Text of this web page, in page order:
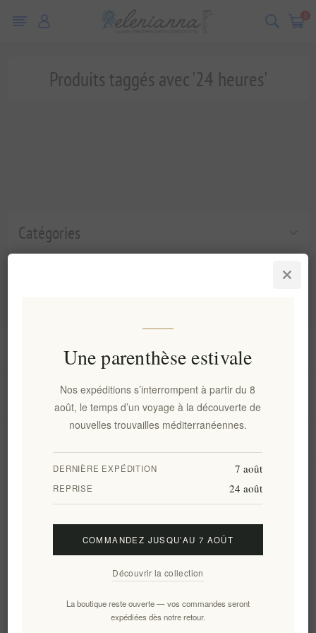
0
Catégories
Produits taggés avec '24 heures'
Information
Mon compte
S'abonner Se désinscrire
Une parenthèse estivale
Nos expéditions s’interrompent à partir du 8
août, le temps d’un voyage à la découverte de
nouvelles trouvailles méditerranéennes.
DERNIÈRE EXPÉDITION 7 août
REPRISE 24 août
COMMANDEZ JUSQU’AU 7 AOÛT
Découvrir la collection
La boutique reste ouverte — vos commandes seront
expédiées dès notre retour.